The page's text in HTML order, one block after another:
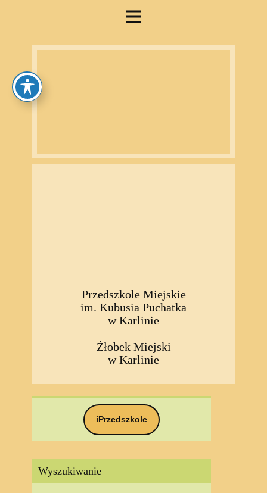
Przedszkole Miejskie
im. Kubusia Puchatka
w Karlinie
Żłobek Miejski
w Karlinie
iPrzedszkole
Wyszukiwanie